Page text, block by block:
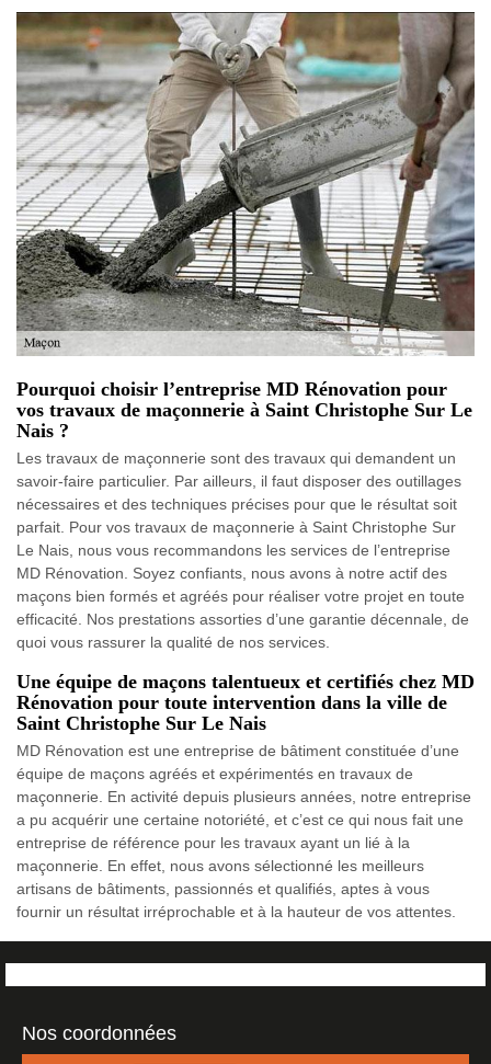
Pourquoi choisir l’entreprise MD Rénovation pour
vos travaux de maçonnerie à Saint Christophe Sur Le
Nais ?
Les travaux de maçonnerie sont des travaux qui demandent un
savoir-faire particulier. Par ailleurs, il faut disposer des outillages
nécessaires et des techniques précises pour que le résultat soit
parfait. Pour vos travaux de maçonnerie à Saint Christophe Sur
Le Nais, nous vous recommandons les services de l’entreprise
MD Rénovation. Soyez confiants, nous avons à notre actif des
maçons bien formés et agréés pour réaliser votre projet en toute
efficacité. Nos prestations assorties d’une garantie décennale, de
quoi vous rassurer la qualité de nos services.
Une équipe de maçons talentueux et certifiés chez MD
Rénovation pour toute intervention dans la ville de
Saint Christophe Sur Le Nais
MD Rénovation est une entreprise de bâtiment constituée d’une
équipe de maçons agréés et expérimentés en travaux de
maçonnerie. En activité depuis plusieurs années, notre entreprise
a pu acquérir une certaine notoriété, et c’est ce qui nous fait une
entreprise de référence pour les travaux ayant un lié à la
maçonnerie. En effet, nous avons sélectionné les meilleurs
artisans de bâtiments, passionnés et qualifiés, aptes à vous
fournir un résultat irréprochable et à la hauteur de vos attentes.
Nos coordonnées